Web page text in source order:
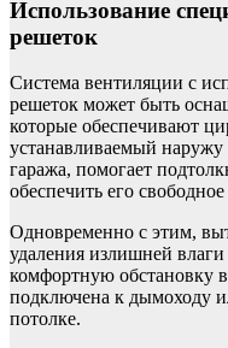
Использование
решеток
Система вентиляции с
решеток может быть
которые обеспечивают
устанавливаемый наружу
гаража, помогает
обеспечить его
Одновременно с этим,
удаления излишней
комфортную обстановку
подключена к дымоходу
потолке.